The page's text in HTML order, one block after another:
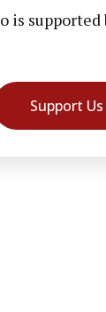
is
Support Us